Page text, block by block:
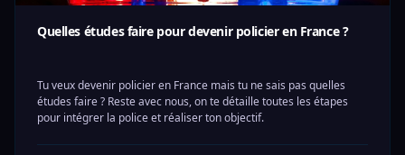
Quelles études faire pour devenir policier en France ?
Tu veux devenir policier en France mais tu ne sais pas quelles
études faire ? Reste avec nous, on te détaille toutes les étapes
pour intégrer la police et réaliser ton objectif.